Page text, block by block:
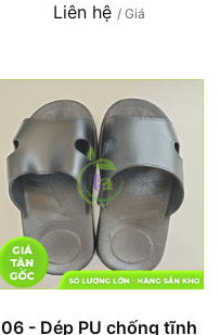
Liên hệ / Giá
06 - Dép PU chống tĩnh